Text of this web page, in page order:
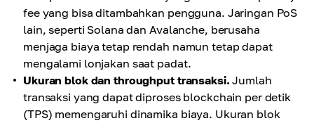
fee yang bisa ditambahkan pengguna. Jaringan PoS
lain, seperti Solana dan Avalanche, berusaha
menjaga biaya tetap rendah namun tetap dapat
mengalami lonjakan saat padat.
Ukuran blok dan throughput transaksi. Jumlah
transaksi yang dapat diproses blockchain per detik
(TPS) memengaruhi dinamika biaya. Ukuran blok